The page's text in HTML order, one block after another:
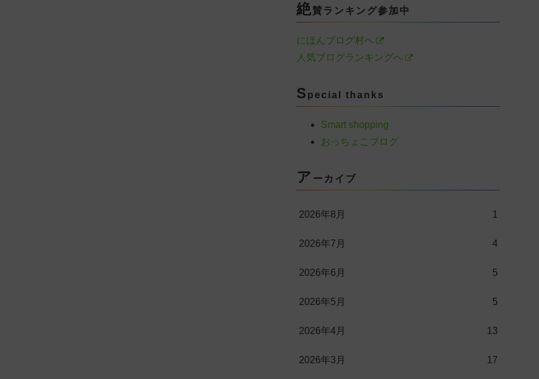
絶賛ランキング参加中
にほんブログ村へ
人気ブログランキングへ
S pecial thanks
Smart shopping
おっちょこブログ
ア ーカイブ
2026年8月 1
2026年7月 4
2026年6月 5
2026年5月 5
2026年4月 13
2026年3月 17